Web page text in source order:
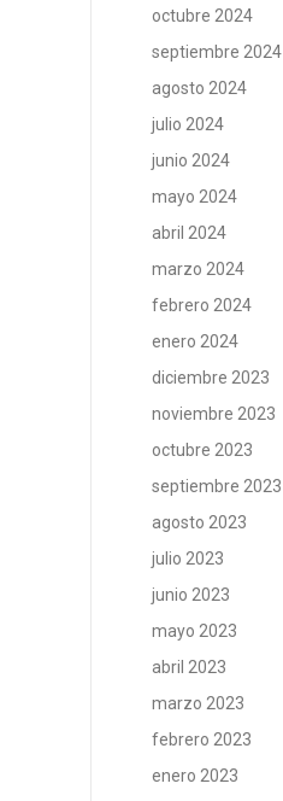
octubre 2024
septiembre 2024
agosto 2024
julio 2024
junio 2024
mayo 2024
abril 2024
marzo 2024
febrero 2024
enero 2024
diciembre 2023
noviembre 2023
octubre 2023
septiembre 2023
agosto 2023
julio 2023
junio 2023
mayo 2023
abril 2023
marzo 2023
febrero 2023
enero 2023